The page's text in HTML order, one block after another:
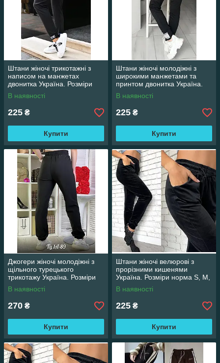
Штани жіночі трикотажні з
написом на манжетах
двонитка Україна. Розміри
норма S, M, L, XL
В наявності
225 ₴
Купити
Штани жіночі молодіжні з
широкими манжетами та
принтом двонитка Україна.
Розміри норма S, M, L, XL
В наявності
225 ₴
Купити
Джогери жіночі молодіжні з
щільного турецького
трикотажу Україна. Розміри
норма S, M, L, XL
В наявності
270 ₴
Купити
Штани жіночі велюрові з
прорізними кишенями
Україна. Розміри норма S, M,
L, XL
В наявності
225 ₴
Купити